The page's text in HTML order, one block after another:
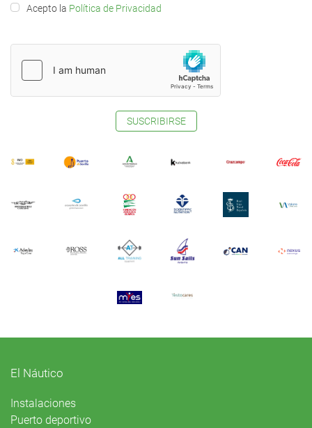
Acepto la Política de Privacidad
SUSCRIBIRSE
El Náutico
Instalaciones
Puerto deportivo